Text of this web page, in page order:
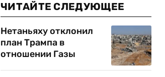
ЧИТАЙТЕ СЛЕДУЮЩЕЕ
Нетаньяху отклонил
план Трампа в
отношении Газы